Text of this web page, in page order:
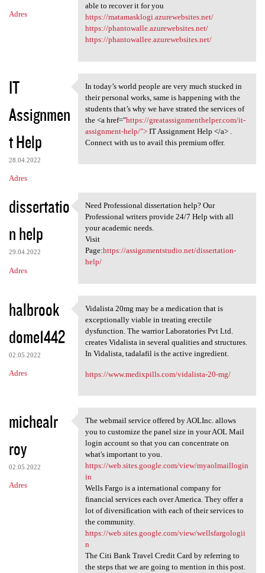
Adres
able to recover it for you
https://matamasklogi.azurewebsites.net/
https://phantowalle.azurewebsites.net/
https://phantowallee.azurewebsites.net/
IT
Assignmen
t Help
28.04.2022
Adres
In today’s world people are
In today’s world people are very much stucked in
their personal works, same is happening with the
students that’s why we have strated the services of
the <a href="https://greatassignmenthelper.com/it-
assignment-help/">IT Assignment Help </a> .
Connect with us to avail this premium offer.
dissertatio
n help
29.04.2022
Adres
Need Professional
Need Professional dissertation help? Our
Professional writers provide 24/7 Help with all
your academic needs.
Visit
Page:https://assignmentstudio.net/dissertation-
help/
halbrook
dome1442
02.05.2022
Adres
Vidalista 20mg may be a
Vidalista 20mg may be a medication that is
exceptionally viable in treating erectile
dysfunction. The warrior Laboratories Pvt Ltd.
creates Vidalista in several qualities and structures.
In Vidalista, tadalafil is the active ingredient.
https://www.medixpills.com/vidalista-20-mg/
michealr
roy
02.05.2022
Adres
The webmail service offered
The webmail service offered by AOLInc. allows
you to customize the panel size in your AOL Mail
login account so that you can concentrate on
what's important to you.
https://web.sites.google.com/view/myaolmaillogin
in
Wells Fargo is a international company for
financial services each over America. They offer a
lot of diversification with each of their services to
the community.
https://web.sites.google.com/view/wellsfargologii
n
The Citi Bank Travel Credit Card by referring to
the steps that we are going to mention in this post.